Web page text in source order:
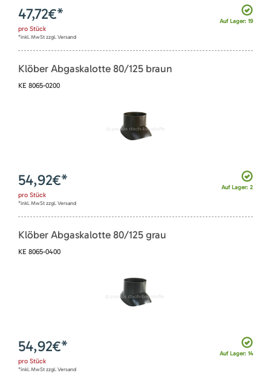
Auf Lager: 19
47,72€*
pro Stück
*inkl. MwSt zzgl. Versand
Klöber Abgaskalotte 80/125 braun
KE 8065-0200
Auf Lager: 2
54,92€*
pro Stück
*inkl. MwSt zzgl. Versand
Klöber Abgaskalotte 80/125 grau
KE 8065-0400
Auf Lager: 14
54,92€*
pro Stück
*inkl. MwSt zzgl. Versand